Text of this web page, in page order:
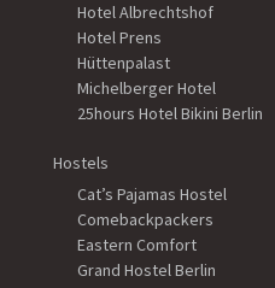
Hotel Albrechtshof
Hotel Prens
Hüttenpalast
Michelberger Hotel
25hours Hotel Bikini Berlin
Hostels
Cat’s Pajamas Hostel
Comebackpackers
Eastern Comfort
Grand Hostel Berlin